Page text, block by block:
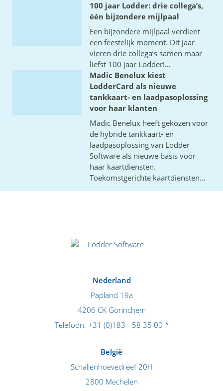
100 jaar Lodder: drie collega’s,
één bijzondere mijlpaal
Een bijzondere mijlpaal verdient
een feestelijk moment. Dit jaar
vieren drie collega’s samen maar
liefst 100 jaar Lodder!…
Madic Benelux kiest
LodderCard als nieuwe
tankkaart- en laadpasoplossing
voor haar klanten
Madic Benelux heeft gekozen voor
de hybride tankkaart- en
laadpasoplossing van Lodder
Software als nieuwe basis voor
haar kaartdiensten.
Toekomstgerichte kaartdiensten…
Nederland
Papland 19a
4206 CK Gorinchem
Telefoon: +31 (0)183 - 58 35 00 *
België
Schaliënhoevedreef 20H
2800 Mechelen